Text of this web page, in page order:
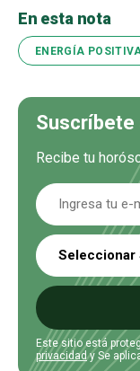
En esta nota
ENERGÍA
Suscríbete
Recibe tu
Seleccionar
Este sitio está
privacidady Se